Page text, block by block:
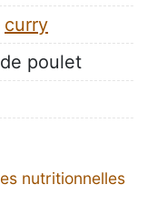
curry
poulet
nutritionnelles